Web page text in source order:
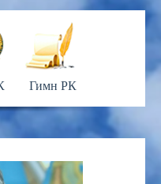
Гимн РК